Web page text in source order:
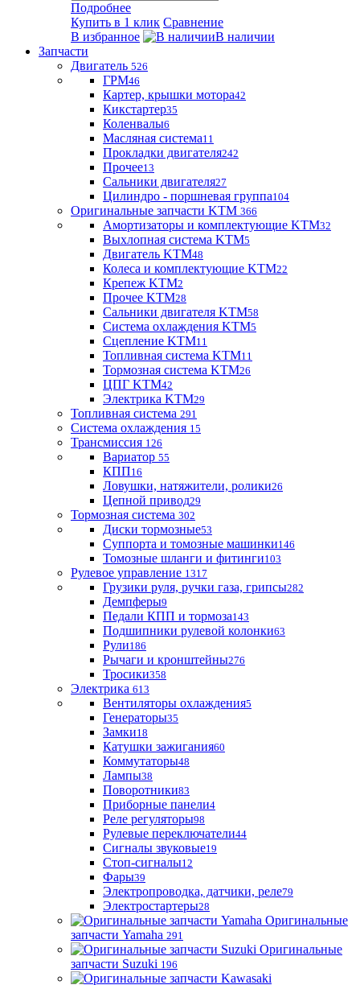
Подробнее
Купить в 1 клик Сравнение
В избранное
В наличии
Запчасти
Двигатель 526
ГРМ46
Картер, крышки мотора42
Кикстартер35
Коленвалы6
Масляная система11
Прокладки двигателя242
Прочее13
Сальники двигателя27
Цилиндро - поршневая группа104
Оригинальные запчасти KTM 366
Амортизаторы и комплектующие KTM32
Выхлопная система KTM5
Двигатель KTM48
Колеса и комплектующие KTM22
Крепеж KTM2
Прочее KTM28
Сальники двигателя KTM58
Система охлаждения KTM5
Сцепление KTM11
Топливная система KTM11
Тормозная система KTM26
ЦПГ KTM42
Электрика KTM29
Топливная система 291
Система охлаждения 15
Трансмиссия 126
Вариатор 55
КПП16
Ловушки, натяжители, ролики26
Цепной привод29
Тормозная система 302
Диски тормозные53
Суппорта и томозные машинки146
Томозные шланги и фитинги103
Рулевое управление 1317
Грузики руля, ручки газа, грипсы282
Демпферы9
Педали КПП и тормоза143
Подшипники рулевой колонки63
Рули186
Рычаги и кронштейны276
Тросики358
Электрика 613
Вентиляторы охлаждения5
Генераторы35
Замки18
Катушки зажигания60
Коммутаторы48
Лампы38
Поворотники83
Приборные панели4
Реле регуляторы98
Рулевые переключатели44
Сигналы звуковые19
Стоп-сигналы12
Фары39
Электропроводка, датчики, реле79
Электростартеры28
Оригинальные
запчасти Yamaha 291
Оригинальные
запчасти Suzuki 196